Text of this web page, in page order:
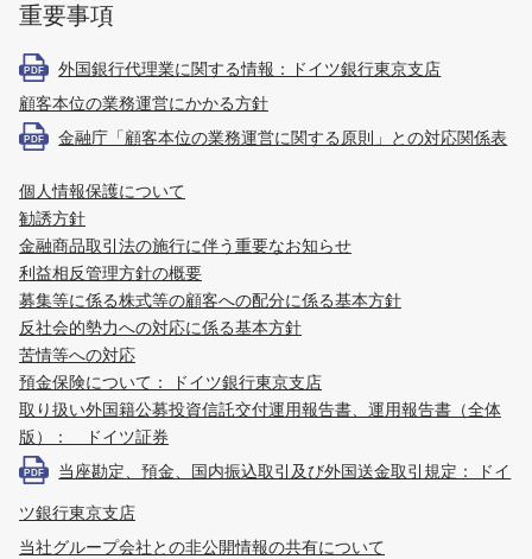
ー
レ
ン
の
契
を
延
長
重要事項
PDF
外国銀行代理業に関する情報：ドイツ銀行東京支店
顧客本位の業務運営にかかる方針
PDF 金融庁「顧客本位の業務運営に関する原則」との対応関係表
個人情報保護について
勧誘方針
金融商品取引法の施行に伴う重要なお知らせ
利益相反管理方針の概要
募集等に係る株式等の顧客への配分に係る基本方針
反社会的勢力への対応に係る基本方針
苦情等への対応
預金保険について： ドイツ銀行東京支店
取り扱い外国籍公募投資信託交付運用報告書、運用報告書（全体
版）： ドイツ証券
PDF
当座勘定、預金、国内振込取引及び外国送金取引規定： ドイ
ツ銀行東京支店
当社グループ会社との非公開情報の共有について